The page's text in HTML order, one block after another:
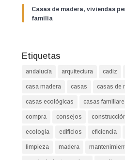
Casas de madera, viviendas
familia
Etiquetas
andalucía arquitectura cadiz
casa madera casas casas de
casas ecológicas casas
compra consejos
ecología edificios eficiencia
limpieza madera